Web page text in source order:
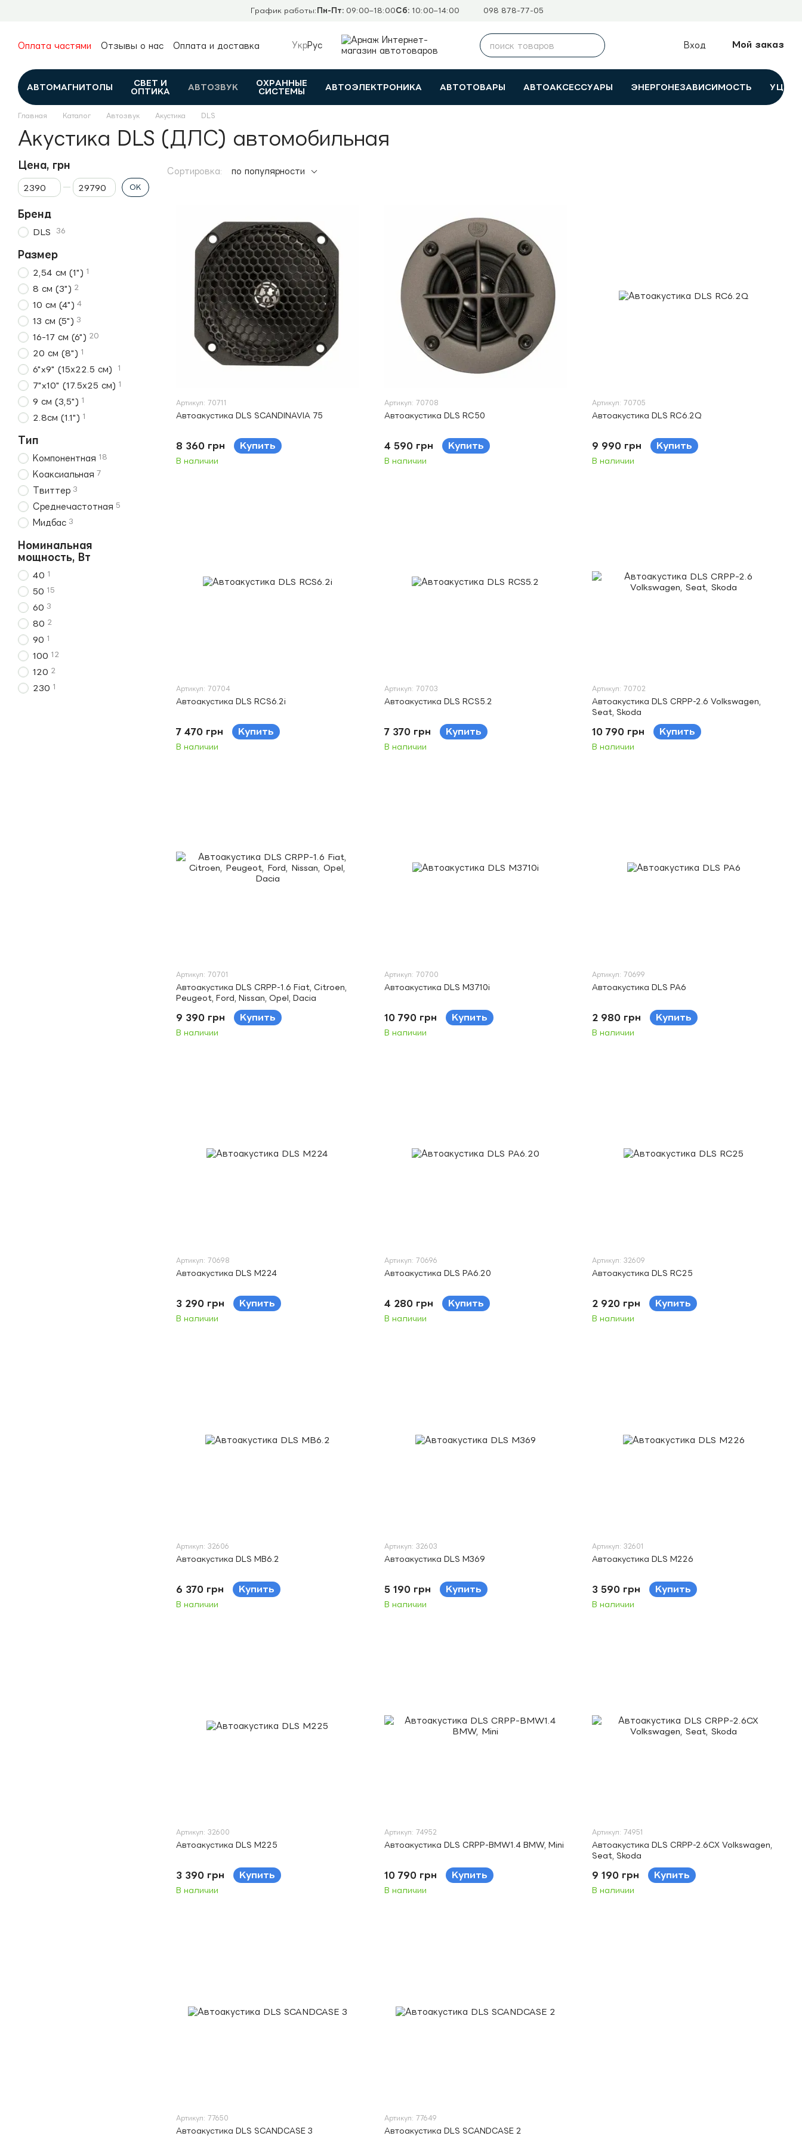
График работы: Пн-Пт:09:00–18:00Сб:10:00–14:00 098 878-77-05
Оплата частями Отзывы о нас
Оплата и доставка
Контакты
Каталог
УкрРус Вход Мой заказ
АВТОМАГНИТОЛЫ
СВЕТ И
ОПТИКА
АВТОЗВУК
ОХРАННЫЕ
СИСТЕМЫ
АВТОЭЛЕКТРОНИКА АВТОТОВАРЫ АВТОАКСЕССУАРЫ ЭНЕРГОНЕЗАВИСИМОСТЬ
Главная Каталог Автозвук Акустика DLS
Акустика DLS (ДЛС) автомобильная
Сортировка: по популярности
Артикул: 70711
Автоакустика DLS SCANDINAVIA 75
8 360 грн Купить
В наличии
Артикул: 70708
Автоакустика DLS RC50
4 590 грн Купить
В наличии
Артикул: 70705
Автоакустика DLS RC6.2Q
9 990 грн Купить
В наличии
Артикул: 70704
Автоакустика DLS RCS6.2i
7 470 грн Купить
В наличии
Артикул: 70703
Автоакустика DLS RCS5.2
7 370 грн Купить
В наличии
Артикул: 70702
Автоакустика DLS CRPP-2.6 Volkswagen,
Seat, Skoda
10 790 грн Купить
В наличии
Артикул: 70701
Автоакустика DLS CRPP-1.6 Fiat, Citroen,
Peugeot, Ford, Nissan, Opel, Dacia
9 390 грн Купить
В наличии
Артикул: 70700
Автоакустика DLS M3710i
10 790 грн Купить
В наличии
Артикул: 70699
Автоакустика DLS PA6
2 980 грн Купить
В наличии
Артикул: 70698
Автоакустика DLS M224
3 290 грн Купить
В наличии
Артикул: 70696
Автоакустика DLS PA6.20
4 280 грн Купить
В наличии
Артикул: 32609
Автоакустика DLS RC25
2 920 грн Купить
В наличии
Артикул: 32606
Автоакустика DLS MB6.2
6 370 грн Купить
В наличии
Артикул: 32603
Автоакустика DLS M369
5 190 грн Купить
В наличии
Артикул: 32601
Автоакустика DLS M226
3 590 грн Купить
В наличии
Артикул: 32600
Автоакустика DLS M225
3 390 грн Купить
В наличии
Артикул: 74952
Автоакустика DLS CRPP-BMW1.4 BMW, Mini
10 790 грн Купить
В наличии
Артикул: 74951
Автоакустика DLS CRPP-2.6CX Volkswagen,
Seat, Skoda
9 190 грн Купить
В наличии
Артикул: 77650
Автоакустика DLS SCANDCASE 3
Артикул: 77649
Автоакустика DLS SCANDCASE 2
Цена, грн
От Цена, грн
До Цена, грн
OK
Бренд
DLS 36
Размер
2,54 см (1") 1
8 см (3") 2
10 см (4") 4
13 см (5") 3
16-17 см (6") 20
20 см (8") 1
6"x9" (15х22.5 см) 1
7"x10" (17.5х25 см) 1
9 см (3,5") 1
2.8см (1.1") 1
Тип
Компонентная 18
Коаксиальная 7
Твиттер 3
Среднечастотная 5
Мидбас 3
Номинальная
мощность, Вт
40 1
50 15
60 3
80 2
90 1
100 12
120 2
230 1